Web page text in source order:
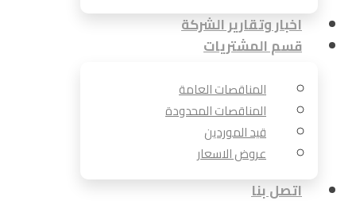
اخبار وتقارير الشركة
قسم المشتريات
المناقصات العامة
المناقصات المحدودة
قيد الموردين
عروض الاسعار
اتصل بنا